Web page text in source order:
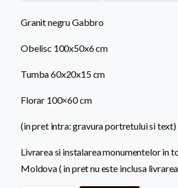
Granit negru Gabbro
Obelisc 100x50x6 cm
Tumba 60x20x15 cm
Florar 100×60 cm
(in pret intra: gravura portretului si text)
Livrarea si instalarea monumentelor in
Moldova ( in pret nu este inclusa